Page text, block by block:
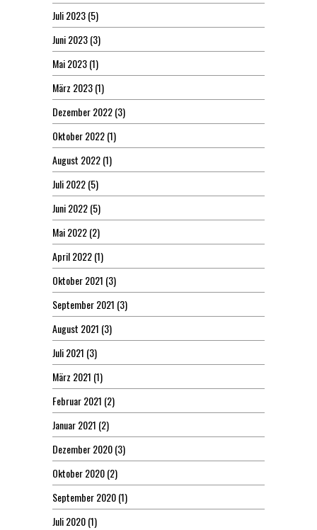
Juli 2023(5)
Juni 2023(3)
Mai 2023(1)
März 2023(1)
Dezember 2022(3)
Oktober 2022(1)
August 2022(1)
Juli 2022(5)
Juni 2022(5)
Mai 2022(2)
April 2022(1)
Oktober 2021 (3)
September 2021 (3)
August 2021 (3)
Juli 2021 (3)
März 2021 (1)
Februar 2021 (2)
Januar 2021 (2)
Dezember 2020(3)
Oktober 2020(2)
September 2020(1)
Juli 2020(1)